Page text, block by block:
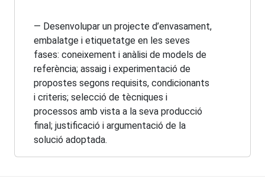
— Desenvolupar un projecte d’envasament,
embalatge i etiquetatge en les seves
fases: coneixement i anàlisi de models de
referència; assaig i experimentació de
propostes segons requisits, condicionants
i criteris; selecció de tècniques i
processos amb vista a la seva producció
final; justificació i argumentació de la
solució adoptada.